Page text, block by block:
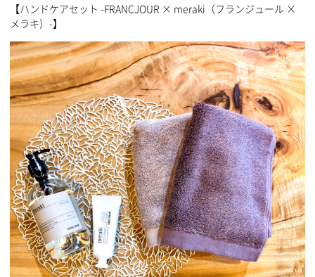
【ハンドケアセット -FRANCJOUR × meraki（フランジュール ×
メラキ）-】